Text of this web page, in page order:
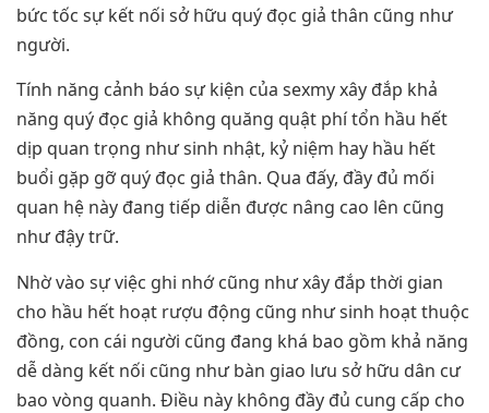
bức tốc sự kết nối sở hữu quý đọc giả thân cũng như
người.
Tính năng cảnh báo sự kiện của sexmy xây đắp khả
năng quý đọc giả không quăng quật phí tổn hầu hết
dịp quan trọng như sinh nhật, kỷ niệm hay hầu hết
buổi gặp gỡ quý đọc giả thân. Qua đấy, đầy đủ mối
quan hệ này đang tiếp diễn được nâng cao lên cũng
như đậy trữ.
Nhờ vào sự việc ghi nhớ cũng như xây đắp thời gian
cho hầu hết hoạt rượu động cũng như sinh hoạt thuộc
đồng, con cái người cũng đang khá bao gồm khả năng
dễ dàng kết nối cũng như bàn giao lưu sở hữu dân cư
bao vòng quanh. Điều này không đầy đủ cung cấp cho